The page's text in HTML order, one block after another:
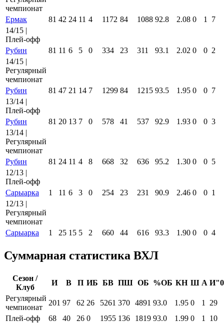
чемпионат
Ермак
81 42 24 11 4 1172 84 1088 92.8 2.08 0 1
7
14/15 |
Плей-офф
Рубин
81 11 6 5 0 334 23 311 93.1 2.02 0 0 2
14/15 |
Регулярный
чемпионат
Рубин
81 47 21 14 7 1299 84 1215 93.5 1.95 0 0 7
13/14 |
Плей-офф
Рубин
81 20 13 7 0 578 41 537 92.9 1.93 0 0 3
13/14 |
Регулярный
чемпионат
Рубин
81 24 11 4 8 668 32 636 95.2 1.30 0 0 5
12/13 |
Плей-офф
Сарыарка
1 11 6 3 0 254 23 231 90.9 2.46 0 0 1
12/13 |
Регулярный
чемпионат
Сарыарка
1 25 15 5 2 660 44 616 93.3 1.90 0 0 4
Суммарная статистика ВХЛ
Сезон /
Клуб
И В П ИБ БВ ПШ ОБ %ОБ КН Ш А
Регулярный
чемпионат
201 97 62 26 5261 370 4891 93.0 1.95 0 1
29
Плей-офф
68 40 26 0 1955 136 1819 93.0 1.99 0 1
10